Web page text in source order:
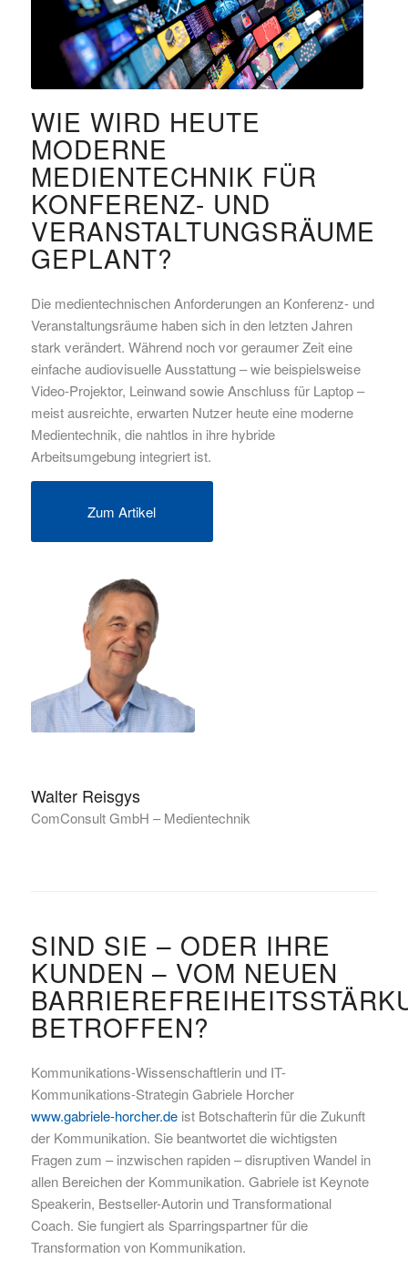
WIE WIRD HEUTE
MODERNE
MEDIENTECHNIK FÜR
KONFERENZ- UND
VERANSTALTUNGSRÄUME
GEPLANT?
Die medientechnischen Anforderungen an Konferenz- und
Veranstaltungsräume haben sich in den letzten Jahren
stark verändert. Während noch vor geraumer Zeit eine
einfache audiovisuelle Ausstattung – wie beispielsweise
Video-Projektor, Leinwand sowie Anschluss für Laptop –
meist ausreichte, erwarten Nutzer heute eine moderne
Medientechnik, die nahtlos in ihre hybride
Arbeitsumgebung integriert ist.
Zum Artikel
Walter Reisgys
ComConsult GmbH – Medientechnik
SIND SIE – ODER IHRE
KUNDEN – VOM NEUEN
BETROFFEN?
Kommunikations-Wissenschaftlerin und IT-
Kommunikations-Strategin Gabriele Horcher
www.gabriele-horcher.deist Botschafterin für die Zukunft
der Kommunikation. Sie beantwortet die wichtigsten
Fragen zum – inzwischen rapiden – disruptiven Wandel in
allen Bereichen der Kommunikation. Gabriele ist Keynote
Speakerin, Bestseller-Autorin und Transformational
Coach. Sie fungiert als Sparringspartner für die
Transformation von Kommunikation.